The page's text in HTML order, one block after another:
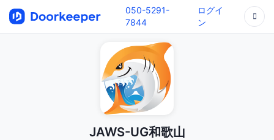
050-5291-
7844
ログイ
ン
JAWS-UG和歌山